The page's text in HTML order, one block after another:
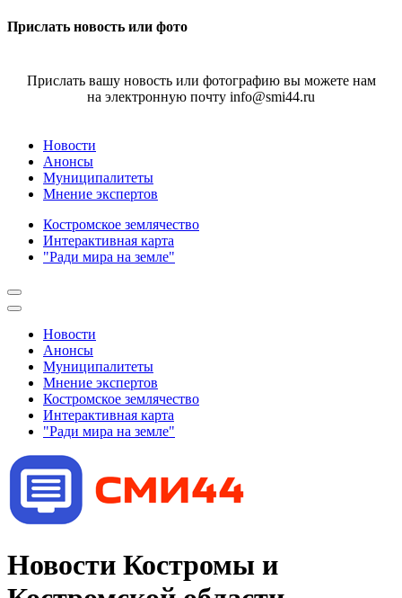
Прислать новость или фото
Прислать вашу новость или фотографию вы можете нам
на электронную почту info@smi44.ru
Новости
Анонсы
Муниципалитеты
Мнение экспертов
Костромское землячество
Интерактивная карта
"Ради мира на земле"
Новости
Анонсы
Муниципалитеты
Мнение экспертов
Костромское землячество
Интерактивная карта
"Ради мира на земле"
Новости Костромы и